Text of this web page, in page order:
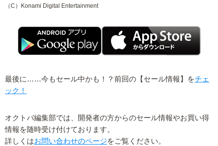
（C）Konami Digital Entertainment
最後に……今もセール中かも！？前回の【セール情報】をチェ
ック！
オクトバ編集部では、開発者の方からのセール情報やお買い得
情報を随時受け付けております。
詳しくはお問い合わせのページをご覧ください。